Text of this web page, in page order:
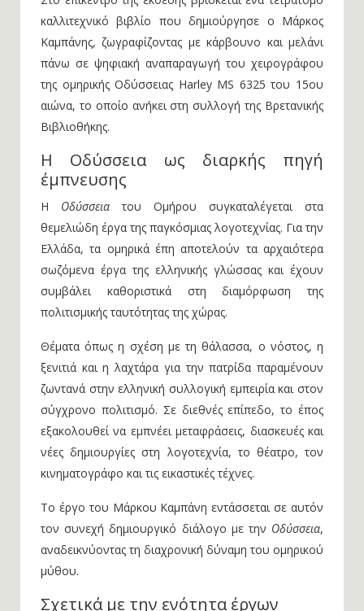
Στο επίκεντρο της έκθεσης βρίσκεται ένα τετράτομο
καλλιτεχνικό βιβλίο που δημιούργησε ο Μάρκος
Καμπάνης, ζωγραφίζοντας με κάρβουνο και μελάνι
πάνω σε ψηφιακή αναπαραγωγή του χειρογράφου
της ομηρικής Οδύσσειας Harley MS 6325 του 15ου
αιώνα, το οποίο ανήκει στη συλλογή της Βρετανικής
Η Οδύσσεια ως διαρκής πηγή
έμπνευσης
ΗΟδύσσειατου Ομήρου συγκαταλέγεται στα
θεμελιώδη έργα της παγκόσμιας λογοτεχνίας. Για την
Ελλάδα, τα ομηρικά έπη αποτελούν τα αρχαιότερα
σωζόμενα έργα της ελληνικής γλώσσας και έχουν
συμβάλει καθοριστικά στη διαμόρφωση της
Θέματα όπως η σχέση με τη θάλασσα, ο νόστος, η
ξενιτιά και η λαχτάρα για την πατρίδα παραμένουν
ζωντανά στην ελληνική συλλογική εμπειρία και στον
σύγχρονο πολιτισμό. Σε διεθνές επίπεδο, το έπος
εξακολουθεί να εμπνέει μεταφράσεις, διασκευές και
νέες δημιουργίες στη λογοτεχνία, το θέατρο, τον
Το έργο του Μάρκου Καμπάνη εντάσσεται σε αυτόν
τον συνεχή δημιουργικό διάλογο με την Οδύσσεια,
αναδεικνύοντας τη διαχρονική δύναμη του ομηρικού